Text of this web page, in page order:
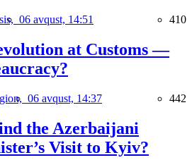
06 avqust, 14:51 410
at Customs —
06 avqust, 14:37 442
the Azerbaijani
Visit to Kyiv?